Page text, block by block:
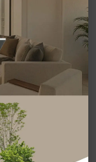
してもその分入
認定を受けられ
合もあります。
なく、申請時に
やメンテナンス
認定が取り消さ